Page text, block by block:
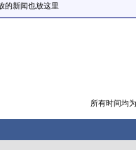
的新闻也放这里
所有时间均为